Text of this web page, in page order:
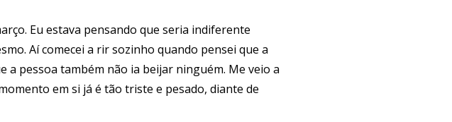
Eu estava pensando que seria indiferente
Aí comecei a rir sozinho quando pensei que a
a pessoa também não ia beijar ninguém. Me veio a
em si já é tão triste e pesado, diante de